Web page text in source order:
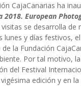
CajaCanarias ha
2018. European
se desarrolla de
lunes y días festivos,
de la Fundación
Por tal motivo,
del Festival
edición y en